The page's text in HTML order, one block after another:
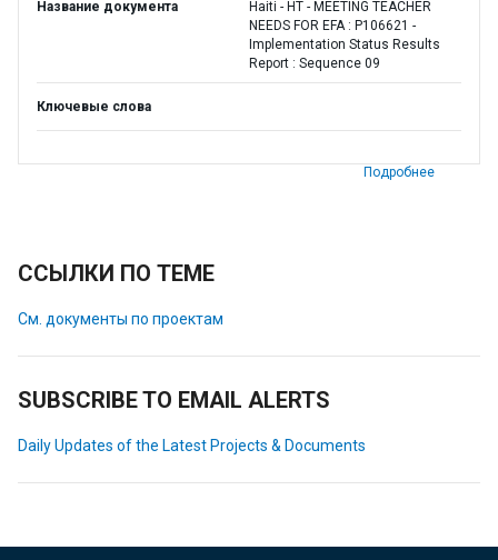
Название документа
Haiti - HT - MEETING TEACHER
NEEDS FOR EFA : P106621 -
Implementation Status Results
Report : Sequence 09
Ключевые слова
Подробнее
ССЫЛКИ ПО ТЕМЕ
См. документы по проектам
SUBSCRIBE TO EMAIL ALERTS
Daily Updates of the Latest Projects & Documents